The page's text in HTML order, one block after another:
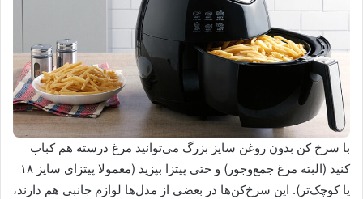
با سرخ کن بدون روغن سایز بزرگ می‌توانید مرغ درسته هم کباب
کنید (البته مرغ جمع‌وجور) و حتی پیتزا بپزید (معمولا پیتزای سایز ۱۸
یا کوچک‌تر). این سرخ‌کن‌ها در بعضی از مدل‌ها لوازم جانبی‌ هم دارند،